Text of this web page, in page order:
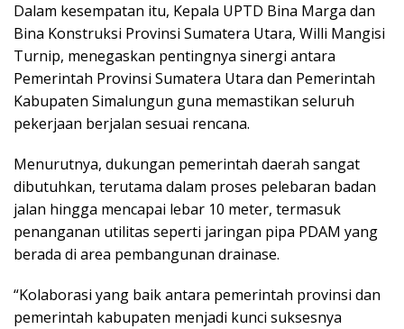
Dalam kesempatan itu, Kepala UPTD Bina Marga dan
Bina Konstruksi Provinsi Sumatera Utara, Willi Mangisi
Turnip, menegaskan pentingnya sinergi antara
Pemerintah Provinsi Sumatera Utara dan Pemerintah
Kabupaten Simalungun guna memastikan seluruh
pekerjaan berjalan sesuai rencana.
Menurutnya, dukungan pemerintah daerah sangat
dibutuhkan, terutama dalam proses pelebaran badan
jalan hingga mencapai lebar 10 meter, termasuk
penanganan utilitas seperti jaringan pipa PDAM yang
berada di area pembangunan drainase.
“Kolaborasi yang baik antara pemerintah provinsi dan
pemerintah kabupaten menjadi kunci suksesnya